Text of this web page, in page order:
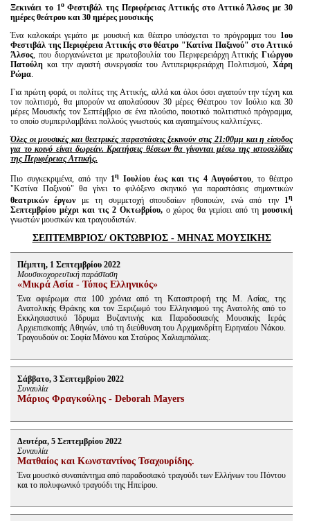
Ξεκινάει το 1οΦεστιβάλ της Περιφέρειας Αττικής στο Αττικό Άλσος με 30
ημέρες θεάτρου και 30 ημέρες μουσικής
Ένα καλοκαίρι γεμάτο με μουσική και θέατρο υπόσχεται το πρόγραμμα του 1ου
Φεστιβάλ της Περιφέρεια Αττικής στο θέατρο "Κατίνα Παξινού" στο Αττικό
Άλσος, που διοργανώνεται με πρωτοβουλία του Περιφερειάρχη Αττικής Γιώργου
Πατούλη και την αγαστή συνεργασία του Αντιπεριφερειάρχη Πολιτισμού, Χάρη
Ρώμα.
Για πρώτη φορά, οι πολίτες της Αττικής, αλλά και όλοι όσοι αγαπούν την τέχνη και
τον πολιτισμό, θα μπορούν να απολαύσουν 30 μέρες Θέατρου τον Ιούλιο και 30
μέρες Μουσικής τον Σεπτέμβριο σε ένα πλούσιο, ποιοτικό πολιτιστικό πρόγραμμα,
το οποίο συμπεριλαμβάνει πολλούς γνωστούς και αγαπημένους καλλιτέχνες.
Όλες οι μουσικές και θεατρικές παραστάσεις ξεκινούν στις 21:00μμ και η είσοδος
για το κοινό είναι δωρεάν. Κρατήσεις θέσεων θα γίνονται μέσω της ιστοσελίδας
της Περιφέρειας Αττικής.
Πιο συγκεκριμένα, από την 1ηΙουλίου έως και τις 4 Αυγούστου, το θέατρο
"Κατίνα Παξινού" θα γίνει το φιλόξενο σκηνικό για παραστάσεις σημαντικών
θεατρικών έργωνμε τη συμμετοχή σπουδαίων ηθοποιών, ενώ από την 1η
Σεπτεμβρίου μέχρι και τις 2 Οκτωβρίου,ο χώρος θα γεμίσει από τημουσική
γνωστών μουσικών και τραγουδιστών.
ΣΕΠΤΕΜΒΡΙΟΣ/ ΟΚΤΩΒΡΙΟΣ - ΜΗΝΑΣ ΜΟΥΣΙΚΗΣ
Πέμπτη, 1 Σεπτεμβρίου 2022
Μουσικoχορευτική παράσταση
«Μικρά Ασία - Τόπος Ελληνικός»
Ένα αφιέρωμα στα 100 χρόνια από τη Καταστροφή της Μ. Ασίας, της
Ανατολικής Θράκης και τον Ξεριζωμό του Ελληνισμού της Ανατολής από το
Εκκλησιαστικό Ίδρυμα Βυζαντινής και Παραδοσιακής Μουσικής Ιεράς
Αρχιεπισκοπής Αθηνών, υπό τη διεύθυνση του Αρχιμανδρίτη Ειρηναίου Νάκου.
Τραγουδούν οι: Σοφία Μάνου και Σταύρος Χαλιαμπάλιας.
Σάββατο, 3 Σεπτεμβρίου 2022
Συναυλία
Μάριος Φραγκούλης - Deborah Mayers
Δευτέρα, 5 Σεπτεμβρίου 2022
Συναυλία
Ματθαίος και Κωνσταντίνος Τσαχουρίδης.
Ένα μουσικό συναπάντημα από παραδοσιακό τραγούδι των Ελλήνων του Πόντου
και το πολυφωνικό τραγούδι της Ηπείρου.